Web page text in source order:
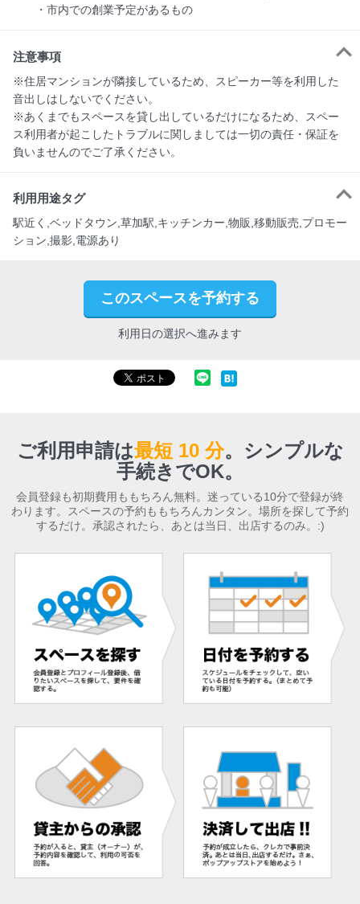
注意事項
※住居マンションが隣接しているため、スピーカー等を利用した
音出しはしないでください。
※あくまでもスペースを貸し出しているだけになるため、スペー
ス利用者が起こしたトラブルに関しましては一切の責任・保証を
利用用途タグ
駅近く,ベッドタウン,草加駅,キッチンカー,物販,移動販売,プロモー
ション,撮影,電源あり
このスペースを予約する
利用日の選択へ進みます
ご利用申請は最短 10 分。 シンプルな
手続きでOK。
会員登録も初期費用ももちろん無料。迷っている10分で登録が終
わります。スペースの予約ももちろんカンタン。場所を探して予約
するだけ。承認されたら、あとは当日、出店するのみ。:)